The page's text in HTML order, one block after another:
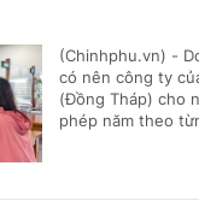
(Chinhphu.vn) -
có nên công ty
(Đồng Tháp) cho
phép năm theo